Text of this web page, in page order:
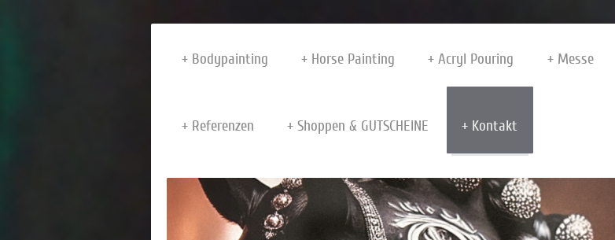
Bodypainting Horse Painting Acryl Pouring Messe
Referenzen Shoppen & GUTSCHEINE Kontakt